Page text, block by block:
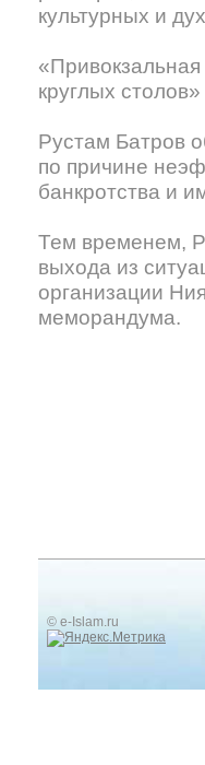
культурных и
круглых
Рустам Батров
по причине
банкротства и
Тем временем,
выхода из
организации
меморандума.
© e-Islam.ru